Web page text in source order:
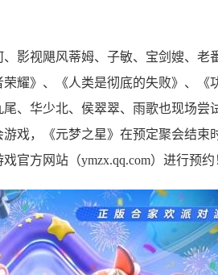
影视飓风蒂姆、子敏、宝剑嫂、老
耀》、《人类是彻底的失败》、《
、华少北、侯翠翠、雨歌也现场尝
戏，《元梦之星》在预定聚会结束
官方网站（ymzx.qq.com）进行预约